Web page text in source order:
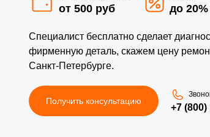
от 500 руб до 20%
Специалист бесплатно сделает
фирменную деталь, скажем цену
Санкт-Петербурге.
Получить консультацию
+7 (800)